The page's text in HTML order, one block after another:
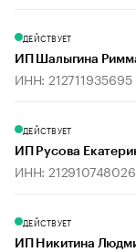
ДЕЙСТВУЕТ
ИП Шалыгина
ИНН: 212711935695
ДЕЙСТВУЕТ
ИП Русова
ИНН: 212910748026
ДЕЙСТВУЕТ
ИП Никитина